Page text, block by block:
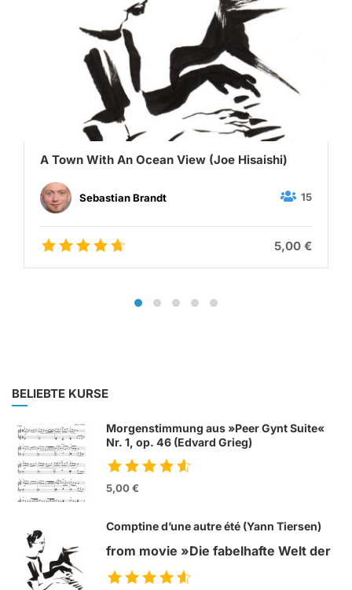
A Town With An Ocean View (Joe Hisaishi)
Sebastian Brandt 15
5,00 €
BELIEBTE KURSE
Morgenstimmung aus »Peer Gynt Suite«
Nr. 1, op. 46 (Edvard Grieg)
5,00 €
Comptine d’une autre été (Yann Tiersen)
from movie »Die fabelhafte Welt der
Amelie«